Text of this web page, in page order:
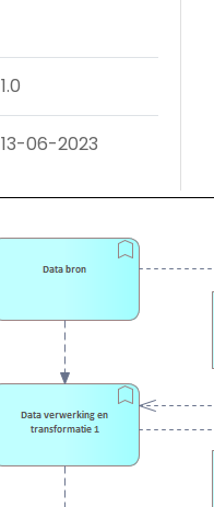
1.0
13-06-2023